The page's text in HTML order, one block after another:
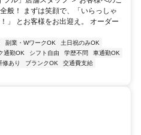
般！ まずは笑顔で、「いらっしゃ
」 とお客様をお出迎え。 オーダー
副業・WワークOK
土日祝のみOK
通勤OK シフト自由 学歴不問
車通勤OK
修あり ブランクOK
交通費支給